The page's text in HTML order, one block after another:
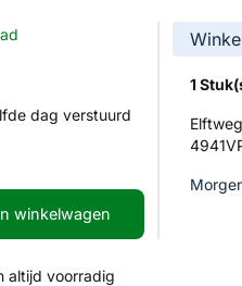
dag verstuurd
winkelwagen
1
altijd voorradig